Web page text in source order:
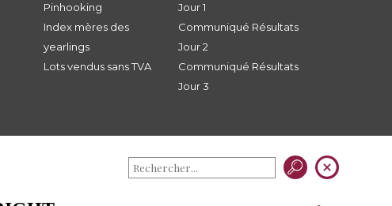
Pinhooking
Index mères des
yearlings
Lots vendus sans TVA
Jour 1
Communiqué Résultats
Jour 2
Communiqué Résultats
Jour 3